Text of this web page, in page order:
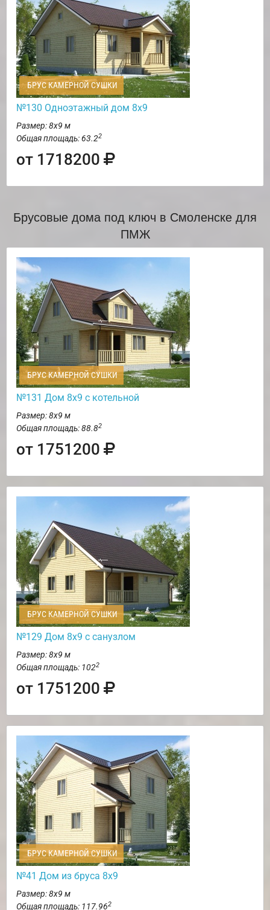
БРУС КАМЕРНОЙ СУШКИ
№130 Одноэтажный дом 8х9
Размер: 8х9 м
Общая площадь: 63.22
от 1718200
Брусовые дома под ключ в Смоленске для
ПМЖ
БРУС КАМЕРНОЙ СУШКИ
№131 Дом 8х9 с котельной
Размер: 8х9 м
Общая площадь: 88.82
от 1751200
БРУС КАМЕРНОЙ СУШКИ
№129 Дом 8х9 с санузлом
Размер: 8х9 м
Общая площадь: 1022
от 1751200
БРУС КАМЕРНОЙ СУШКИ
№41 Дом из бруса 8х9
Размер: 8х9 м
Общая площадь: 117.962